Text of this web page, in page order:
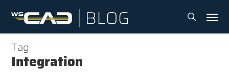
content
search
Tag
Integration